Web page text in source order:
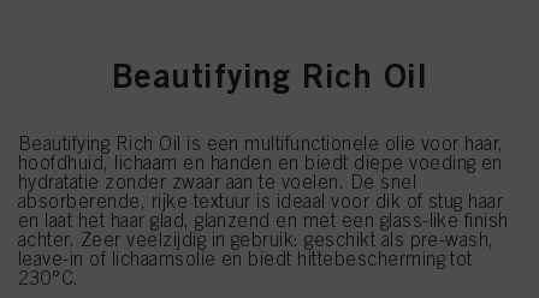
Beautifying Rich Oil
Beautifying Rich Oil is een multifunctionele olie voor haar,
hoofdhuid, lichaam en handen en biedt diepe voeding en
hydratatie zonder zwaar aan te voelen. De snel
absorberende, rijke textuur is ideaal voor dik of stug haar
en laat het haar glad, glanzend en met een glass-like finish
achter. Zeer veelzijdig in gebruik: geschikt als pre-wash,
leave-in of lichaamsolie en biedt hittebescherming tot
230°C.